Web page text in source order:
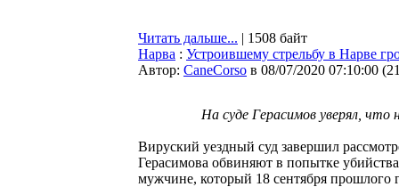
Читать дальше... | 1508 байт
Нарва : Устроившему стрельбу в Нарве
Автор: CaneCorso в 08/07/2020 07:10:00 (
На суде Герасимов уверял,
Вируский уездный суд завершил
Герасимова обвиняют в попытке
мужчине, который 18 сентября прошлого